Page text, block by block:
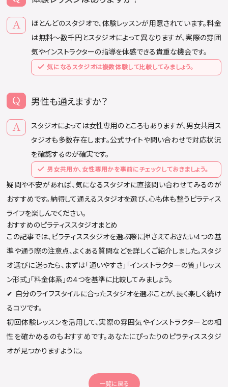
ほとんどのスタジオで、体験レッスンが用意されています。料金
は無料〜数千円とスタジオによって異なりますが、実際の雰囲
気やインストラクターの指導を体感できる貴重な機会です。
気になるスタジオは複数体験して比較してみましょう。
男性も通えますか？
スタジオによっては女性専用のところもありますが、男女共用ス
タジオも多数存在します。公式サイトや問い合わせで対応状況
を確認するのが確実です。
男女共用か、女性専用かを事前にチェックしておきましょう。
疑問や不安があれば、気になるスタジオに直接問い合わせてみるのが
おすすめです。納得して通えるスタジオを選び、心も体も整うピラティス
ライフを楽しんでください。
おすすめのピラティススタジオまとめ
この記事では、ピラティススタジオを選ぶ際に押さえておきたい4つの基
準や通う際の注意点、よくある質問などを詳しくご紹介しました。スタジ
オ選びに迷ったら、まずは「通いやすさ」「インストラクターの質」「レッス
ン形式」「料金体系」の4つを基準に比較してみましょう。
✔︎ 自分のライフスタイルに合ったスタジオを選ぶことが、長く楽しく続け
るコツです。
初回体験レッスンを活用して、実際の雰囲気やインストラクターとの相
性を確かめるのもおすすめです。あなたにぴったりのピラティススタジ
オが見つかりますように。
一覧に戻る